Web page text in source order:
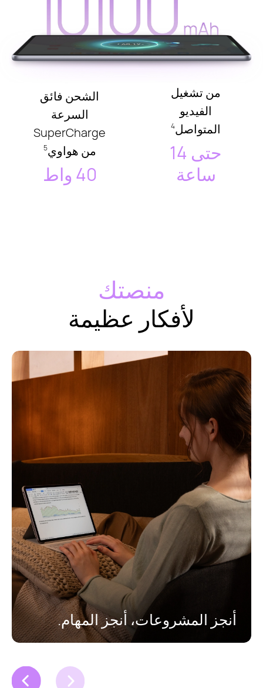
حتى 14
ساعة
من تشغيل
الفيديو
المتواصل4
40 واط
الشحن فائق
السرعة
SuperCharge
من هواوي5
منصتك
لأفكار عظيمة
أنجز المشروعات، أنجز المهام.